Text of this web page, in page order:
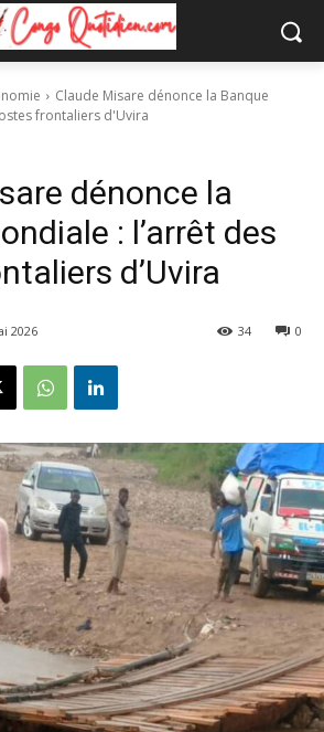
Claude Misare dénonce la Banque
frontaliers d'Uvira
dénonce la
: l’arrêt des
d’Uvira
2026 0
34